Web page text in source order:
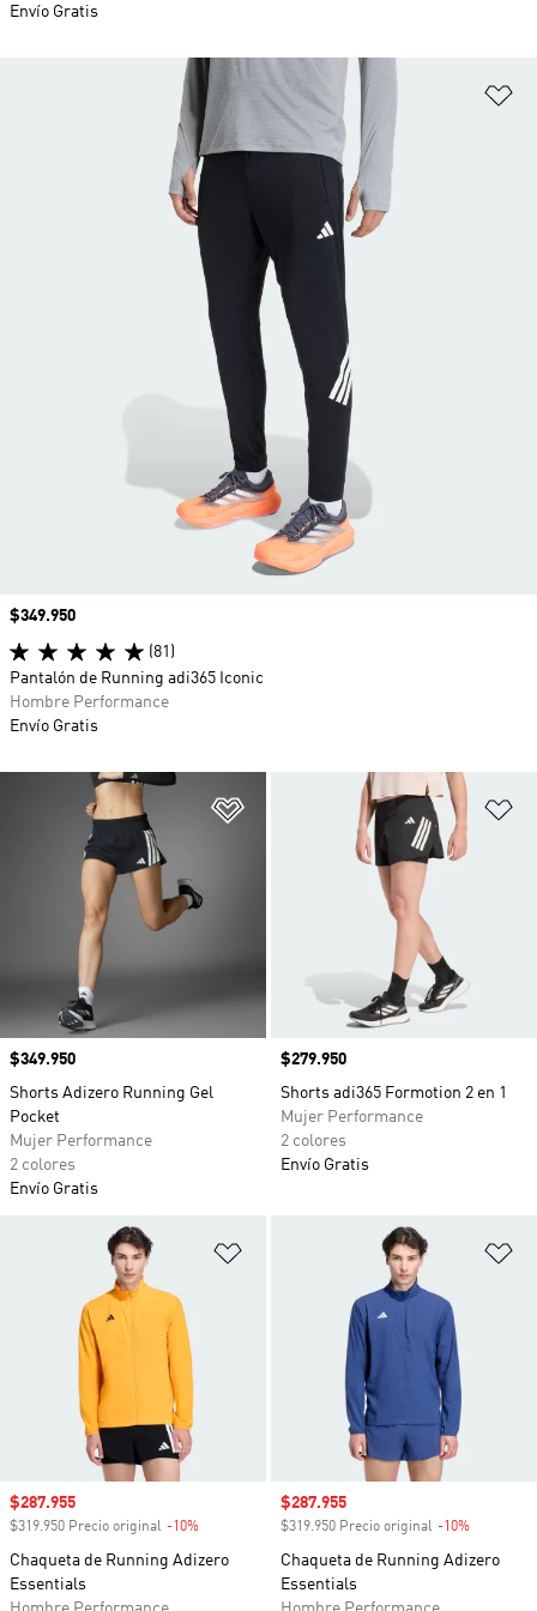
Envío Gratis
Añadir a la lista de deseos
Precio
$349.950
Shorts Adizero Running Gel
Pocket
Mujer Performance
2 colores
Envío Gratis
Precio
$279.950
Shorts adi365 Formotion 2 en 1
Mujer Performance
2 colores
Envío Gratis
Añadir a la lista de deseos
Precio de venta
$287.955
$319.950 Precio original -10%
Chaqueta de Running Adizero
Essentials
Precio de venta
$287.955
$319.950 Precio original -10%
Chaqueta de Running Adizero
Essentials
Precio
$349.950
(81)
Pantalón de Running adi365 Iconic
Hombre Performance
Envío Gratis